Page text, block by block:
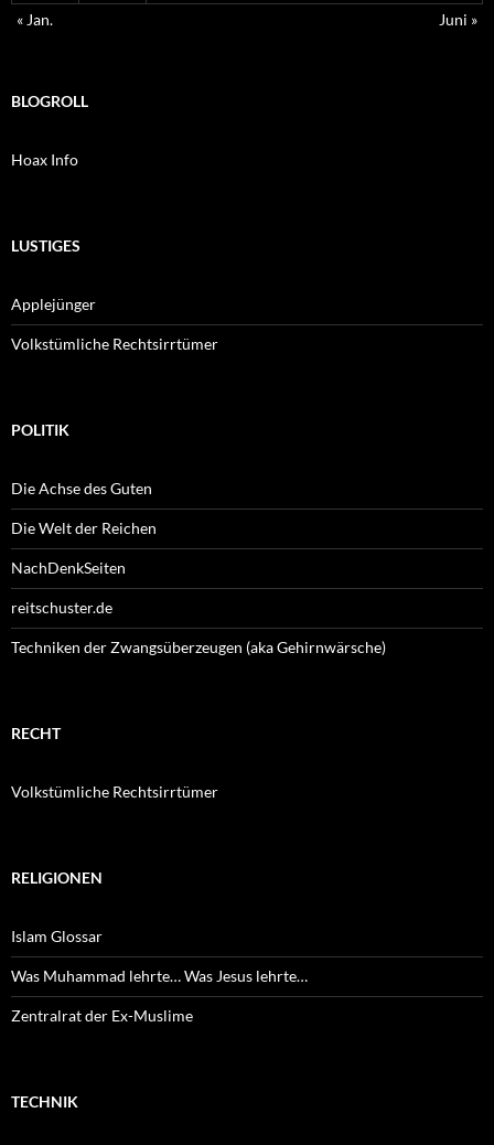
« Jan.
Juni »
BLOGROLL
Hoax Info
LUSTIGES
Applejünger
Volkstümliche Rechtsirrtümer
POLITIK
Die Achse des Guten
Die Welt der Reichen
NachDenkSeiten
reitschuster.de
Techniken der Zwangsüberzeugen (aka Gehirnwärsche)
RECHT
Volkstümliche Rechtsirrtümer
RELIGIONEN
Islam Glossar
Was Muhammad lehrte… Was Jesus lehrte…
Zentralrat der Ex-Muslime
TECHNIK